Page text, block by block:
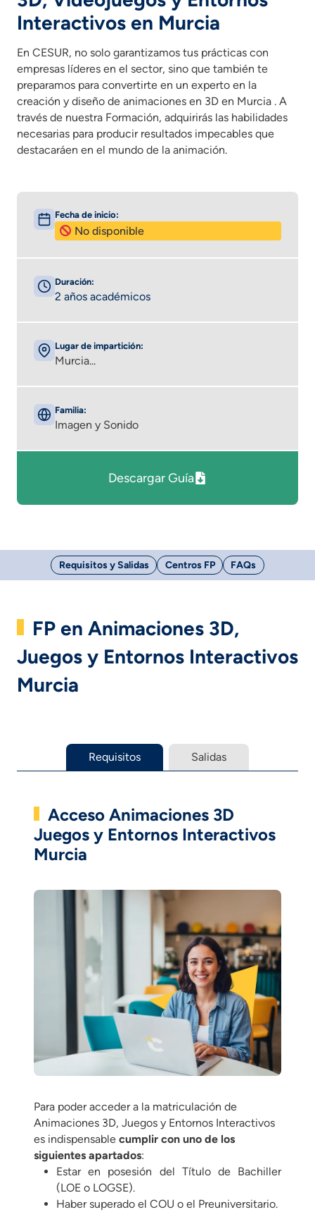
Interactivos en Murcia
En CESUR, no solo garantizamos tus prácticas con
empresas líderes en el sector, sino que también te
preparamos para convertirte en un experto en la
creación y diseño de animaciones en 3D en Murcia . A
través de nuestra Formación, adquirirás las habilidades
necesarias para producir resultados impecables que
destacaráen en el mundo de la animación.
Fecha de inicio:
No disponible
Duración:
2 años académicos
Lugar de impartición:
Murcia...
Familia:
Imagen y Sonido
Descargar Guía
Requisitos y Salidas Centros FP FAQs
FP en Animaciones 3D,
Juegos y Entornos Interactivos
Murcia
Requisitos Salidas
Acceso Animaciones 3D
Juegos y Entornos Interactivos
Murcia
Para poder acceder a la matriculación de
Animaciones 3D, Juegos y Entornos Interactivos
es indispensable cumplir con uno de los
siguientes apartados:
Estar en posesión del Título de Bachiller
(LOE o LOGSE).
Haber superado el COU o el Preuniversitario.